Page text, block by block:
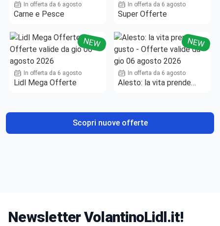
In offerta da 6 agosto
Carne e Pesce
In offerta da 6 agosto
Super Offerte
NEW
In offerta da 6 agosto
Lidl Mega Offerte
NEW
In offerta da 6 agosto
Alesto: la vita prende
Scopri nuove offerte
Newsletter VolantinoLidl.it!